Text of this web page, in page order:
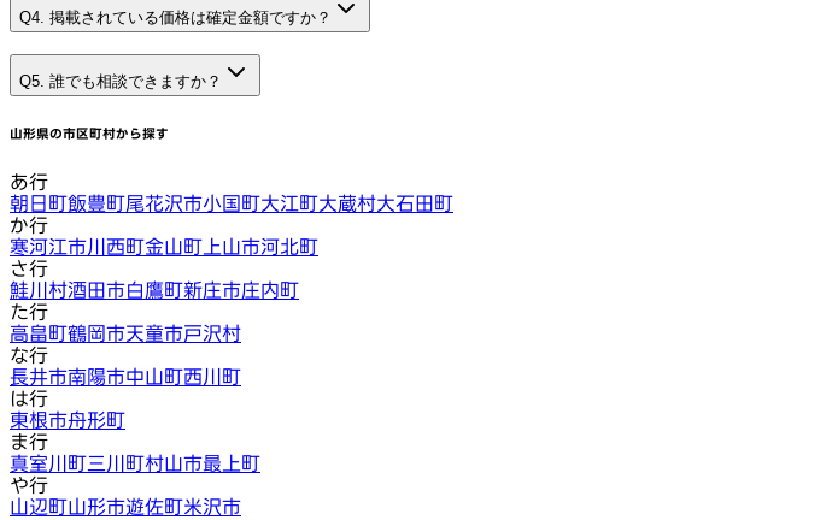
Q4. 掲載されている価格は確定金額ですか？
Q5. 誰でも相談できますか？
山形県の市区町村から探す
あ行
朝日町飯豊町尾花沢市小国町大江町大蔵村大石田町
か行
寒河江市川西町金山町 上山市河北町
さ行
鮭川村酒田市白鷹町新庄市庄内町
た行
高畠町鶴岡市天童市戸沢村
な行
長井市南陽市中山町西川町
は行
東根市舟形町
ま行
真室川町三川町村山市最上町
や行
山辺町山形市遊佐町米沢市